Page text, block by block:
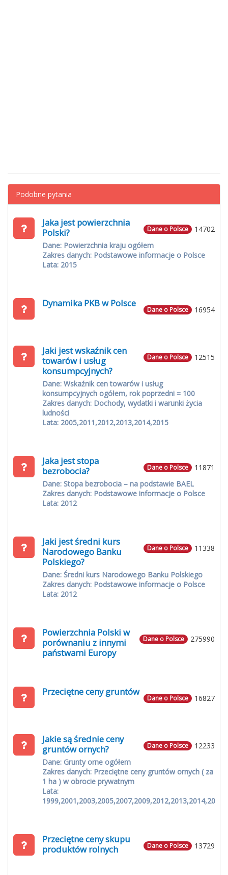
Podobne pytania
14702
Dane o Polsce
Jaka jest powierzchnia
Polski?
Dane: Powierzchnia kraju ogółem
Zakres danych: Podstawowe informacje o Polsce
Lata: 2015
16954
Dane o Polsce
Dynamika PKB w Polsce
12515
Dane o Polsce
Jaki jest wskaźnik cen
towarów i usług
konsumpcyjnych?
Dane: Wskaźnik cen towarów i usług
konsumpcyjnych ogółem, rok poprzedni = 100
Zakres danych: Dochody, wydatki i warunki życia
ludności
Lata: 2005,2011,2012,2013,2014,2015
11871
Dane o Polsce
Jaka jest stopa
bezrobocia?
Dane: Stopa bezrobocia – na podstawie BAEL
Zakres danych: Podstawowe informacje o Polsce
Lata: 2012
11338
Dane o Polsce
Jaki jest średni kurs
Narodowego Banku
Polskiego?
Dane: Średni kurs Narodowego Banku Polskiego
Zakres danych: Podstawowe informacje o Polsce
Lata: 2012
275990
Dane o Polsce
Powierzchnia Polski w
porównaniu z innymi
państwami Europy
16827
Dane o Polsce
Przeciętne ceny gruntów
12233
Dane o Polsce
Jakie są średnie ceny
gruntów ornych?
Dane: Grunty orne ogółem
Zakres danych: Przeciętne ceny gruntów ornych ( za
1 ha ) w obrocie prywatnym
Lata:
1999,2001,2003,2005,2007,2009,2012,2013,2014,2015
13729
Dane o Polsce
Przeciętne ceny skupu
produktów rolnych